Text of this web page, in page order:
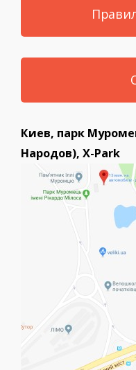
Киев, парк
Народов), X-Park